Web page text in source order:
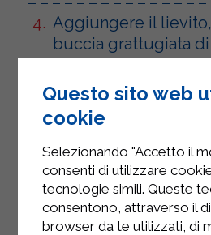
Aggiungere il
buccia grattugiata
nocciole e, insieme
1, aggiungere il tutto
Foderare uno
con la carta da forno
composto ottenuto.
Questo sito web
cookie
Selezionando "Accetto il
consenti di utilizzare
tecnologie simili. Queste
consentono, attraverso il
browser da te utilizzati, di